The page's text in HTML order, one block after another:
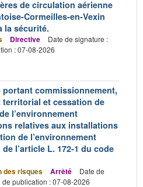
de circulation aérienne
Cormeilles-en-Vexin
la sécurité.
Directive
Date de signature :
: 07-08-2026
portant commissionnement,
et cessation de
l’environnement
relatives aux installations
de l’environnement
l’article L. 172-1 du code
des risques Arrêté
Date de
de publication : 07-08-2026